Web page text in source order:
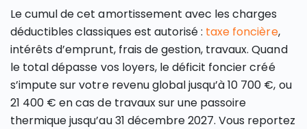
Le cumul de cet amortissement avec les charges
déductibles classiques est autorisé : taxe foncière,
intérêts d’emprunt, frais de gestion, travaux. Quand
le total dépasse vos loyers, le déficit foncier créé
s’impute sur votre revenu global jusqu’à 10 700 €, ou
21 400 € en cas de travaux sur une passoire
thermique jusqu’au 31 décembre 2027. Vous reportez